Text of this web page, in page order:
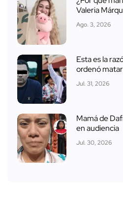
Valeria
Ago. 3, 2026
Esta es la
ordenó
Jul. 31, 2026
Mamá de
en audiencia
Jul. 30, 2026